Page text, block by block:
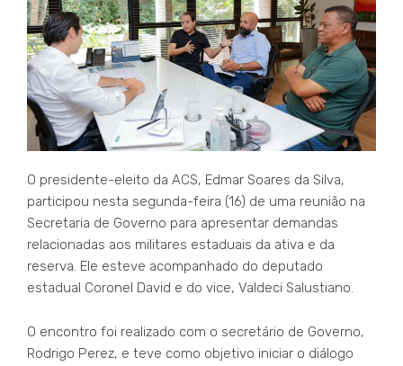
O presidente-eleito da ACS, Edmar Soares da Silva,
participou nesta segunda-feira (16) de uma reunião na
Secretaria de Governo para apresentar demandas
relacionadas aos militares estaduais da ativa e da
reserva. Ele esteve acompanhado do deputado
estadual Coronel David e do vice, Valdeci Salustiano.
O encontro foi realizado com o secretário de Governo,
Rodrigo Perez, e teve como objetivo iniciar o diálogo